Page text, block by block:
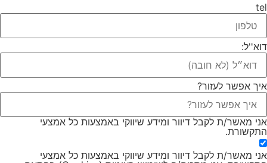
tel
דוא''ל:
איך אפשר לעזור?
אני מאשר/ת לקבל דיוור ומידע שיווקי באמצעות כל אמצעי
התקשורת.
אני מאשר/ת לקבל דיוור ומידע שיווקי באמצעות כל אמצעי